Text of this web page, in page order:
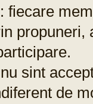
fiecare
sint
de